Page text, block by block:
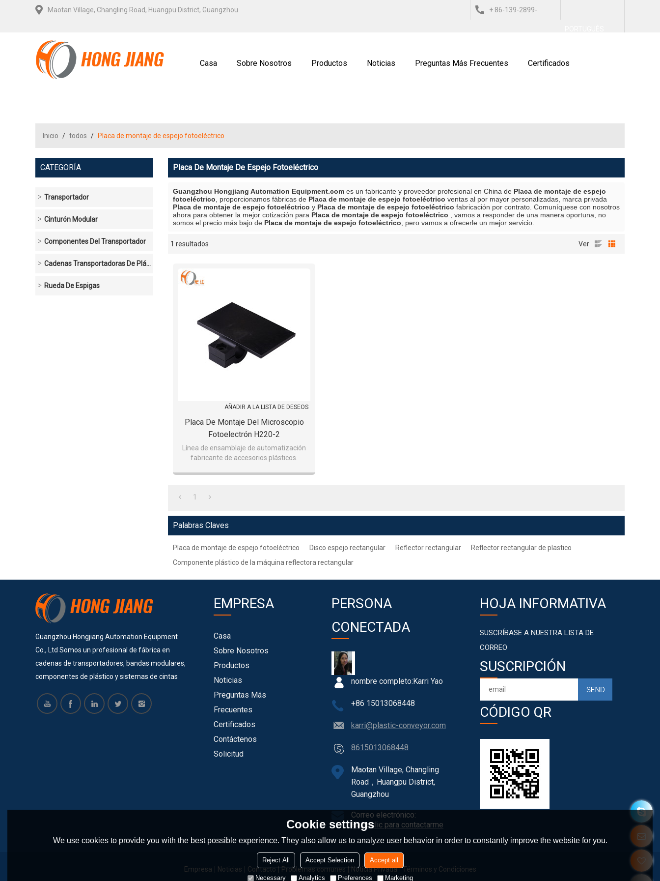
Maotan Village, Changling Road, Huangpu District, Guangzhou + 86-139-2899-
Casa Sobre Nosotros Productos Noticias Preguntas Más Frecuentes Certificados
Inicio / todos / Placa de montaje de espejo fotoeléctrico
CATEGORÍA
Transportador
Cinturón Modular
Componentes Del Transportador
Cadenas Transportadoras De Plástico
Rueda De Espigas
Placa De Montaje De Espejo Fotoeléctrico
Guangzhou Hongjiang Automation Equipment.com es un fabricante y proveedor profesional en China de Placa de montaje de espejo
fotoeléctrico , proporcionamos fábricas de Placa de montaje de espejo fotoeléctrico ventas al por mayor personalizadas, marca privada
Placa de montaje de espejo fotoeléctrico y Placa de montaje de espejo fotoeléctrico fabricación por contrato. Comuníquese con nosotros
ahora para obtener la mejor cotización para Placa de montaje de espejo fotoeléctrico , vamos a responder de una manera oportuna, no
somos el precio más bajo de Placa de montaje de espejo fotoeléctrico , pero vamos a ofrecerle un mejor servicio.
1 resultados Ver
escaparate
AÑADIR A LA LISTA DE DESEOS
Placa De Montaje Del Microscopio
Fotoelectrón H220-2
Línea de ensamblaje de automatización
fabricante de accesorios plásticos.
1
Palabras Claves
Placa de montaje de espejo fotoeléctrico Disco espejo rectangular Reflector rectangular
Reflector rectangular de plastico
Componente plástico de la máquina reflectora rectangular
Guangzhou Hongjiang Automation Equipment
Co., Ltd Somos un profesional de fábrica en
cadenas de transportadores, bandas modulares,
componentes de plástico y sistemas de cintas
nuestros productos tienen certificado SGS, ISO,
CE. Ahora ofrecemos servicios para muchas
ruedas locas y otros componentes de plástico. y
profesionales para diseñar y producir
EMPRESA
Casa
Sobre Nosotros
Productos
Noticias
Preguntas Más
Frecuentes
Certificados
Contáctenos
Solicitud
PERSONA
CONECTADA
nombre completo:Karri Yao
+86 15013068448
karri@plastic-conveyor.com
8615013068448
Maotan Village, Changling
Road，Huangpu District,
Guangzhou
Correo electrónico:
Haga clic para contactarme
HOJA INFORMATIVA
SUSCRÍBASE A NUESTRA LISTA DE
CORREO
SUSCRIPCIÓN
CÓDIGO QR
Empresa Noticias Contacto Problemas comunes Noticia Privada
Términos y Condiciones
Cookie settings
We use cookies to provide you with the best possible experience. They also allow us to analyze user behavior in order to constantly improve the website for you.
Reject All Accept Selection Accept all
Necessary Analytics Preferences Marketing